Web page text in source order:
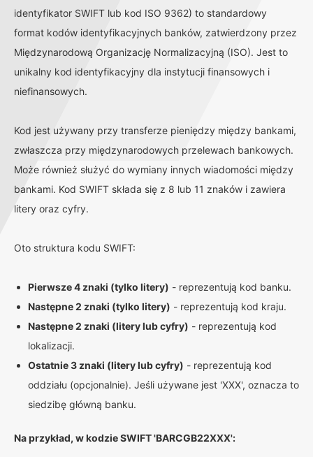
identyfikator SWIFT lub kod ISO 9362) to standardowy
format kodów identyfikacyjnych banków, zatwierdzony przez
Międzynarodową Organizację Normalizacyjną (ISO). Jest to
unikalny kod identyfikacyjny dla instytucji finansowych i
niefinansowych.
Kod jest używany przy transferze pieniędzy między bankami,
zwłaszcza przy międzynarodowych przelewach bankowych.
Może również służyć do wymiany innych wiadomości między
bankami. Kod SWIFT składa się z 8 lub 11 znaków i zawiera
litery oraz cyfry.
Oto struktura kodu SWIFT:
Pierwsze 4 znaki (tylko litery) - reprezentują kod banku.
Następne 2 znaki (tylko litery) - reprezentują kod kraju.
Następne 2 znaki (litery lub cyfry) - reprezentują kod
lokalizacji.
Ostatnie 3 znaki (litery lub cyfry) - reprezentują kod
oddziału (opcjonalnie). Jeśli używane jest 'XXX', oznacza to
siedzibę główną banku.
Na przykład, w kodzie SWIFT 'BARCGB22XXX':